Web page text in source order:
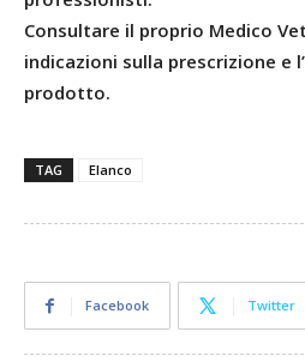
Consultare il proprio Medico
indicazioni sulla prescrizione e
prodotto.
TAG Elanco
Facebook Twitter